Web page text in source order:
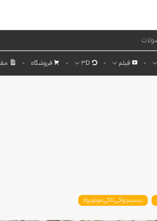
فیلم 3D فروشگاه
بیسیم واکی تاکی موتورولا